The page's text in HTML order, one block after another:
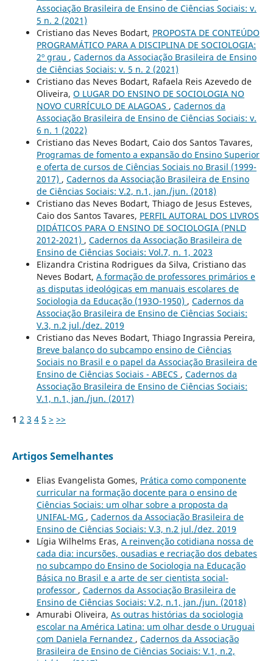
Associação Brasileira de Ensino de Ciências Sociais: v.
5 n. 2 (2021)
Cristiano das Neves Bodart, PROPOSTA DE CONTEÚDO
PROGRAMÁTICO PARA A DISCIPLINA DE SOCIOLOGIA:
2º grau , Cadernos da Associação Brasileira de Ensino
de Ciências Sociais: v. 5 n. 2 (2021)
Cristiano das Neves Bodart, Rafaela Reis Azevedo de
Oliveira, O LUGAR DO ENSINO DE SOCIOLOGIA NO
NOVO CURRÍCULO DE ALAGOAS , Cadernos da
Associação Brasileira de Ensino de Ciências Sociais: v.
6 n. 1 (2022)
Cristiano das Neves Bodart, Caio dos Santos Tavares,
Programas de fomento a expansão do Ensino Superior
e oferta de cursos de Ciências Sociais no Brasil (1999-
2017) , Cadernos da Associação Brasileira de Ensino
de Ciências Sociais: V.2, n.1, jan./jun. (2018)
Cristiano das Neves Bodart, Thiago de Jesus Esteves,
Caio dos Santos Tavares, PERFIL AUTORAL DOS LIVROS
DIDÁTICOS PARA O ENSINO DE SOCIOLOGIA (PNLD
2012-2021) , Cadernos da Associação Brasileira de
Ensino de Ciências Sociais: Vol.7, n. 1, 2023
Elizandra Cristina Rodrigues da Silva, Cristiano das
Neves Bodart, A formação de professores primários e
as disputas ideológicas em manuais escolares de
Sociologia da Educação (193O-1950) , Cadernos da
Associação Brasileira de Ensino de Ciências Sociais:
V.3, n.2 jul./dez. 2019
Cristiano das Neves Bodart, Thiago Ingrassia Pereira,
Breve balanço do subcampo ensino de Ciências
Sociais no Brasil e o papel da Associação Brasileira de
Ensino de Ciências Sociais - ABECS , Cadernos da
Associação Brasileira de Ensino de Ciências Sociais:
V.1, n.1, jan./jun. (2017)
1 2 3 4 5 > >>
Artigos Semelhantes
Elias Evangelista Gomes, Prática como componente
curricular na formação docente para o ensino de
Ciências Sociais: um olhar sobre a proposta da
UNIFAL-MG , Cadernos da Associação Brasileira de
Ensino de Ciências Sociais: V.3, n.2 jul./dez. 2019
Lígia Wilhelms Eras, A reinvenção cotidiana nossa de
cada dia: incursões, ousadias e recriação dos debates
no subcampo do Ensino de Sociologia na Educação
Básica no Brasil e a arte de ser cientista social-
professor , Cadernos da Associação Brasileira de
Ensino de Ciências Sociais: V.2, n.1, jan./jun. (2018)
Amurabi Oliveira, As outras histórias da sociologia
escolar na América Latina: um olhar desde o Uruguai
com Daniela Fernandez , Cadernos da Associação
Brasileira de Ensino de Ciências Sociais: V.1, n.2,